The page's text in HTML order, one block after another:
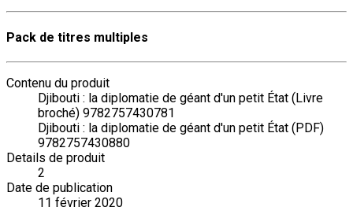
Pack de titres multiples
Contenu du produit
Djibouti : la diplomatie de géant d'un petit État (Livre
broché) 9782757430781
Djibouti : la diplomatie de géant d'un petit État (PDF)
9782757430880
Details de produit
2
Date de publication
11 février 2020